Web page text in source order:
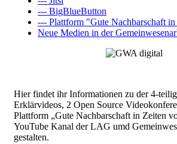
--- BigBlueButton
--- Plattform "Gute Nachbarschaft
Neue Medien in der
Hier findet ihr Informationen zu der 4-
Erklärvideos, 2 Open Source
Plattform „Gute Nachbarschaft in Zeiten
YouTube Kanal der LAG umd
gestalten.